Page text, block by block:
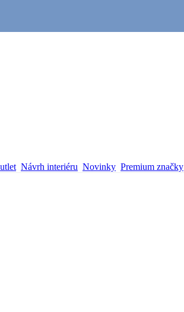
Návrh interiéru Novinky Premium značky